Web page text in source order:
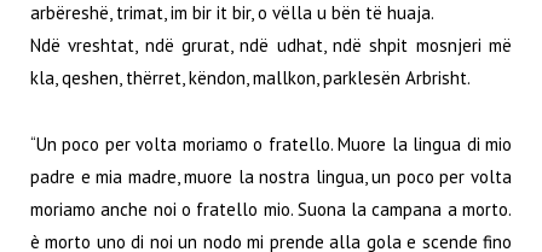
arbëreshë, trimat, im bir it bir, o vëlla u bën të huaja.
Ndë vreshtat, ndë grurat, ndë udhat, ndë shpit mosnjeri më
kla, qeshen, thërret, këndon, mallkon, parklesën Arbrisht.
“Un poco per volta moriamo o fratello. Muore la lingua di mio
padre e mia madre, muore la nostra lingua, un poco per volta
moriamo anche noi o fratello mio. Suona la campana a morto.
è morto uno di noi un nodo mi prende alla gola e scende fino